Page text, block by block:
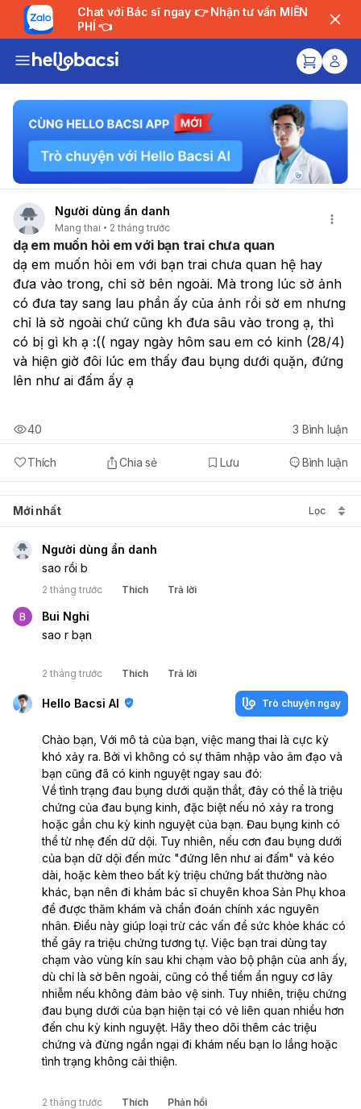
Chat với Bác sĩ ngay 👉 Nhận tư vấn MIỄN
PHÍ 👈
Người dùng ẩn danh
Mang thai 2 tháng trước
dạ em muốn hỏi em với bạn trai chưa quan
dạ em muốn hỏi em với bạn trai chưa quan hệ hay
đưa vào trong, chỉ sờ bên ngoài. Mà trong lúc sờ ảnh
có đưa tay sang lau phần ấy của ảnh rồi sờ em nhưng
chỉ là sờ ngoài chứ cũng kh đưa sâu vào trong ạ, thì
có bị gì kh ạ :(( ngay ngày hôm sau em có kinh (28/4)
và hiện giờ đôi lúc em thấy đau bụng dưới quặn, đứng
lên như ai đấm ấy ạ
Thích Chia sẻ Lưu Bình luận
40 3 Bình luận
Mới nhất Lọc
Người dùng ẩn danh
sao rồi b
2 tháng trước Thích Trả lời
Bui Nghi
sao r bạn
2 tháng trước Thích Trả lời
Hello Bacsi AI Trò chuyện ngay
Chào bạn, Với mô tả của bạn, việc mang thai là cực kỳ
khó xảy ra. Bởi vì không có sự thâm nhập vào âm đạo và
bạn cũng đã có kinh nguyệt ngay sau đó:
Về tình trạng đau bụng dưới quặn thắt, đây có thể là triệu
chứng của đau bụng kinh, đặc biệt nếu nó xảy ra trong
hoặc gần chu kỳ kinh nguyệt của bạn. Đau bụng kinh có
thể từ nhẹ đến dữ dội. Tuy nhiên, nếu cơn đau bụng dưới
của bạn dữ dội đến mức "đứng lên như ai đấm" và kéo
dài, hoặc kèm theo bất kỳ triệu chứng bất thường nào
khác, bạn nên đi khám bác sĩ chuyên khoa Sản Phụ khoa
để được thăm khám và chẩn đoán chính xác nguyên
nhân. Điều này giúp loại trừ các vấn đề sức khỏe khác có
thể gây ra triệu chứng tương tự. Việc bạn trai dùng tay
chạm vào vùng kín sau khi chạm vào bộ phận của anh ấy,
dù chỉ là sờ bên ngoài, cũng có thể tiềm ẩn nguy cơ lây
nhiễm nếu không đảm bảo vệ sinh. Tuy nhiên, triệu chứng
đau bụng dưới của bạn hiện tại có vẻ liên quan nhiều hơn
đến chu kỳ kinh nguyệt. Hãy theo dõi thêm các triệu
chứng và đừng ngần ngại đi khám nếu bạn lo lắng hoặc
tình trạng không cải thiện.
2 tháng trước Thích Phản hồi